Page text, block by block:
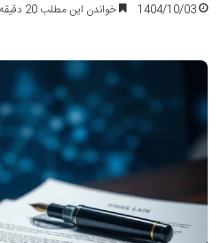
1404/10/03 خواندن این مطلب 20 دقیقه زمان میبرد